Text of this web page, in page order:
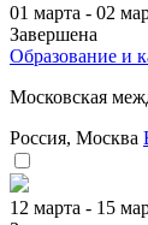
01 марта - 02
Завершена
Образование и
Московская
Россия, Москва
12 марта - 15